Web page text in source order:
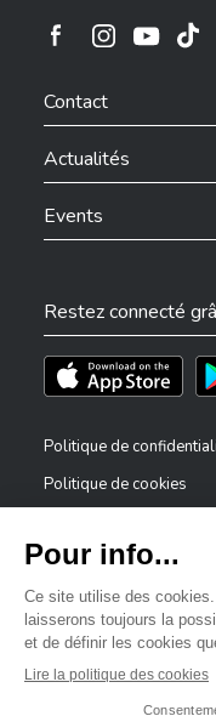
Ville de
Contact
Actualités
Events
Restez connecté
Téléchargez l'app
Politique de
Politique de cookies
Déclaration
Dispositif de
©2026 Tous